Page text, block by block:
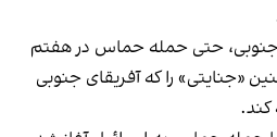
جنوبی، حتی حمله حماس در هفتم
چنین «جنایتی» را که آفریقای جنوبی